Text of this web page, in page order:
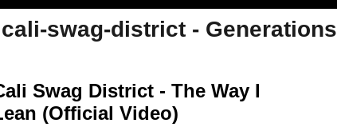
swag-district - Generations
Swag District - The Way I
(Official Video)